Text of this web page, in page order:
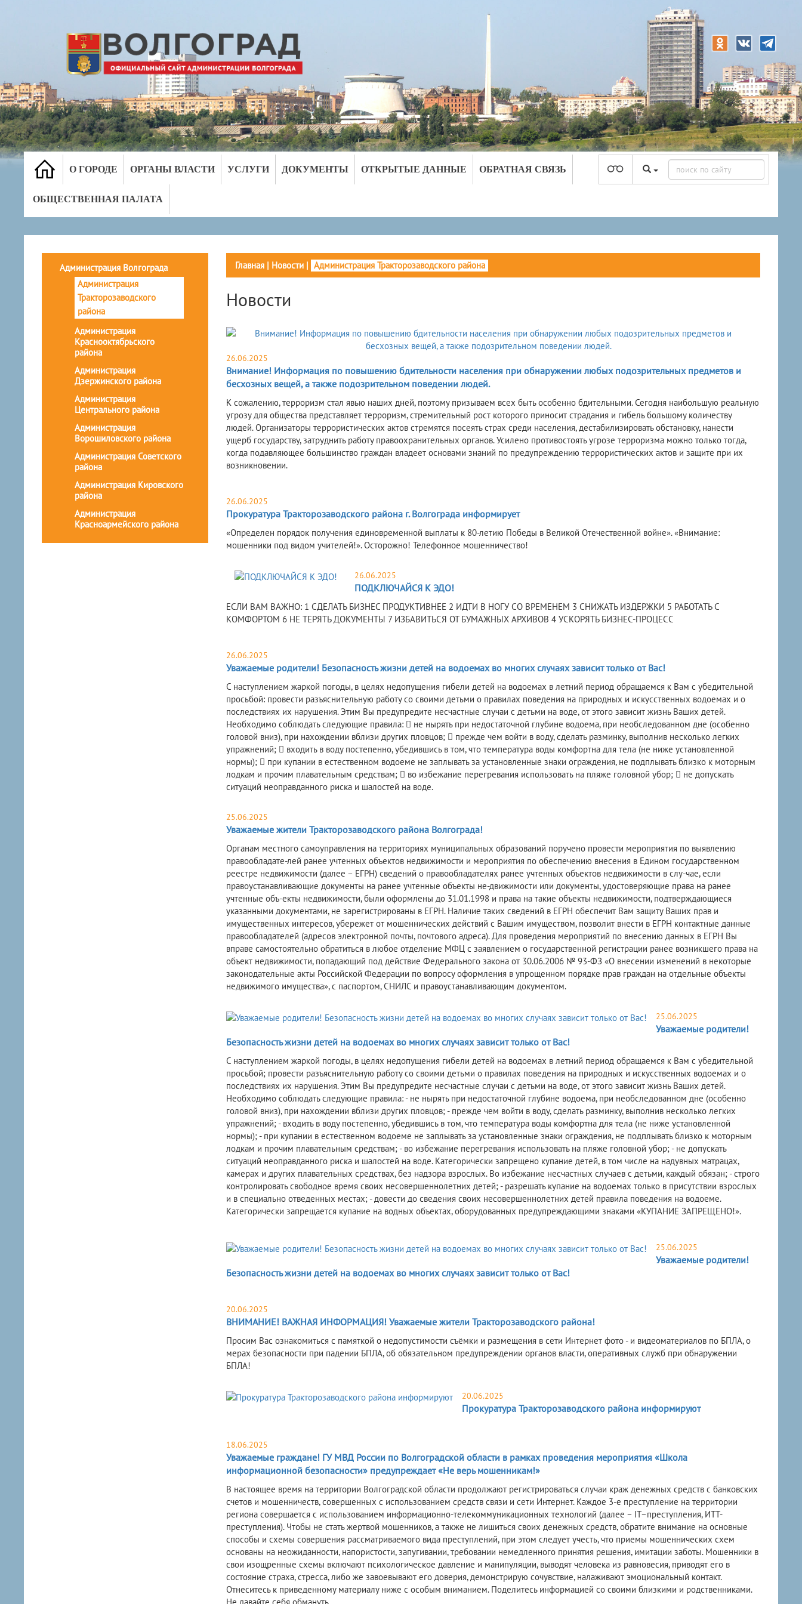
О ГОРОДЕ ОРГАНЫ ВЛАСТИ УСЛУГИ ДОКУМЕНТЫ ОТКРЫТЫЕ ДАННЫЕ ОБРАТНАЯ СВЯЗЬ
ОБЩЕСТВЕННАЯ ПАЛАТА
Администрация Волгограда
Администрация
Тракторозаводского
района
Администрация
Краснооктябрьского
района
Администрация
Дзержинского района
Администрация
Центрального района
Администрация
Ворошиловского района
Администрация Советского
района
Администрация Кировского
района
Администрация
Красноармейского района
Главная| Новости| Администрация Тракторозаводского района
Новости
26.06.2025
Внимание! Информация по повышению бдительности населения при обнаружении любых подозрительных предметов и
бесхозных вещей, а также подозрительном поведении людей.
К сожалению, терроризм стал явью наших дней, поэтому призываем всех быть особенно бдительными. Сегодня наибольшую реальную
угрозу для общества представляет терроризм, стремительный рост которого приносит страдания и гибель большому количеству
людей. Организаторы террористических актов стремятся посеять страх среди населения, дестабилизировать обстановку, нанести
ущерб государству, затруднить работу правоохранительных органов. Усилено противостоять угрозе терроризма можно только тогда,
когда подавляющее большинство граждан владеет основами знаний по предупреждению террористических актов и защите при их
возникновении.
26.06.2025
Прокуратура Тракторозаводского района г. Волгограда информирует
«Определен порядок получения единовременной выплаты к 80-летию Победы в Великой Отечественной войне». «Внимание:
мошенники под видом учителей!». Осторожно! Телефонное мошенничество!
26.06.2025
ПОДКЛЮЧАЙСЯ К ЭДО!
ЕСЛИ ВАМ ВАЖНО: 1 СДЕЛАТЬ БИЗНЕС ПРОДУКТИВНЕЕ 2 ИДТИ В НОГУ СО ВРЕМЕНЕМ 3 СНИЖАТЬ ИЗДЕРЖКИ 5 РАБОТАТЬ С
КОМФОРТОМ 6 НЕ ТЕРЯТЬ ДОКУМЕНТЫ 7 ИЗБАВИТЬСЯ ОТ БУМАЖНЫХ АРХИВОВ 4 УСКОРЯТЬ БИЗНЕС-ПРОЦЕСС
26.06.2025
Уважаемые родители! Безопасность жизни детей на водоемах во многих случаях зависит только от Вас!
С наступлением жаркой погоды, в целях недопущения гибели детей на водоемах в летний период обращаемся к Вам с убедительной
просьбой: провести разъяснительную работу со своими детьми о правилах поведения на природных и искусственных водоемах и о
последствиях их нарушения. Этим Вы предупредите несчастные случаи с детьми на воде, от этого зависит жизнь Ваших детей.
Необходимо соблюдать следующие правила:  не нырять при недостаточной глубине водоема, при необследованном дне (особенно
головой вниз), при нахождении вблизи других пловцов;  прежде чем войти в воду, сделать разминку, выполнив несколько легких
упражнений;  входить в воду постепенно, убедившись в том, что температура воды комфортна для тела (не ниже установленной
нормы);  при купании в естественном водоеме не заплывать за установленные знаки ограждения, не подплывать близко к моторным
лодкам и прочим плавательным средствам;  во избежание перегревания использовать на пляже головной убор;  не допускать
ситуаций неоправданного риска и шалостей на воде.
25.06.2025
Уважаемые жители Тракторозаводского района Волгограда!
Органам местного самоуправления на территориях муниципальных образований поручено провести мероприятия по выявлению
правообладате-лей ранее учтенных объектов недвижимости и мероприятия по обеспечению внесения в Едином государственном
реестре недвижимости (далее – ЕГРН) сведений о правообладателях ранее учтенных объектов недвижимости в слу-чае, если
правоустанавливающие документы на ранее учтенные объекты не-движимости или документы, удостоверяющие права на ранее
учтенные объ-екты недвижимости, были оформлены до 31.01.1998 и права на такие объекты недвижимости, подтверждающиеся
указанными документами, не зарегистрированы в ЕГРН. Наличие таких сведений в ЕГРН обеспечит Вам защиту Ваших прав и
имущественных интересов, убережет от мошеннических действий с Вашим имуществом, позволит внести в ЕГРН контактные данные
правообладателей (адресов электронной почты, почтового адреса). Для проведения мероприятий по внесению данных в ЕГРН Вы
вправе самостоятельно обратиться в любое отделение МФЦ с заявлением о государственной регистрации ранее возникшего права на
объект недвижимости, попадающий под действие Федерального закона от 30.06.2006 № 93-ФЗ «О внесении изменений в некоторые
законодательные акты Российской Федерации по вопросу оформления в упрощенном порядке прав граждан на отдельные объекты
недвижимого имущества», с паспортом, СНИЛС и правоустанавливающим документом.
25.06.2025
Уважаемые родители!
Безопасность жизни детей на водоемах во многих случаях зависит только от Вас!
С наступлением жаркой погоды, в целях недопущения гибели детей на водоемах в летний период обращаемся к Вам с убедительной
просьбой; провести разъяснительную работу со своими детьми о правилах поведения на природных и искусственных водоемах и о
последствиях их нарушения. Этим Вы предупредите несчастные случаи с детьми на воде, от этого зависит жизнь Ваших детей.
Необходимо соблюдать следующие правила: - не нырять при недостаточной глубине водоема, при необследованном дне (особенно
головой вниз), при нахождении вблизи других пловцов; - прежде чем войти в воду, сделать разминку, выполнив несколько легких
упражнений; - входить в воду постепенно, убедившись в том, что температура воды комфортна для тела (не ниже установленной
нормы); - при купании в естественном водоеме не заплывать за установленные знаки ограждения, не подплывать близко к моторным
лодкам и прочим плавательным средствам; - во избежание перегревания использовать на пляже головной убор; - не допускать
ситуаций неоправданного риска и шалостей на воде. Категорически запрещено купание детей, в том числе на надувных матрацах,
камерах и других плавательных средствах, без надзора взрослых. Во избежание несчастных случаев с детьми, каждый обязан; - строго
контролировать свободное время своих несовершеннолетних детей; - разрешать купание на водоемах только в присутствии взрослых
и в специально отведенных местах; - довести до сведения своих несовершеннолетних детей правила поведения на водоеме.
Категорически запрещается купание на водных объектах, оборудованных предупреждающими знаками «КУПАНИЕ ЗАПРЕЩЕНО!».
25.06.2025
Уважаемые родители!
Безопасность жизни детей на водоемах во многих случаях зависит только от Вас!
20.06.2025
ВНИМАНИЕ! ВАЖНАЯ ИНФОРМАЦИЯ! Уважаемые жители Тракторозаводского района!
Просим Вас ознакомиться с памяткой о недопустимости съёмки и размещения в сети Интернет фото - и видеоматериалов по БПЛА, о
мерах безопасности при падении БПЛА, об обязательном предупреждении органов власти, оперативных служб при обнаружении
БПЛА!
20.06.2025
Прокуратура Тракторозаводского района информируют
18.06.2025
Уважаемые граждане! ГУ МВД России по Волгоградской области в рамках проведения мероприятия «Школа
информационной безопасности» предупреждает «Не верь мошенникам!»
В настоящее время на территории Волгоградской области продолжают регистрироваться случаи краж денежных средств с банковских
счетов и мошенничеств, совершенных с использованием средств связи и сети Интернет. Каждое 3-е преступление на территории
региона совершается с использованием информационно-телекоммуникационных технологий (далее – IT–преступления, ИТТ-
преступления). Чтобы не стать жертвой мошенников, а также не лишиться своих денежных средств, обратите внимание на основные
способы и схемы совершения рассматриваемого вида преступлений, при этом следует учесть, что приемы мошеннических схем
основаны на неожиданности, напористости, запугивании, требовании немедленного принятия решения, имитации заботы. Мошенники в
свои изощренные схемы включают психологическое давление и манипуляции, выводят человека из равновесия, приводят его в
состояние страха, стресса, либо же завоевывают его доверия, демонстрирую сочувствие, налаживают эмоциональный контакт.
Отнеситесь к приведенному материалу ниже с особым вниманием. Поделитесь информацией со своими близкими и родственниками.